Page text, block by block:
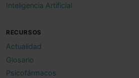
Inteligencia Artificial
RECURSOS
Actualidad
Glosario
Psicofármacos